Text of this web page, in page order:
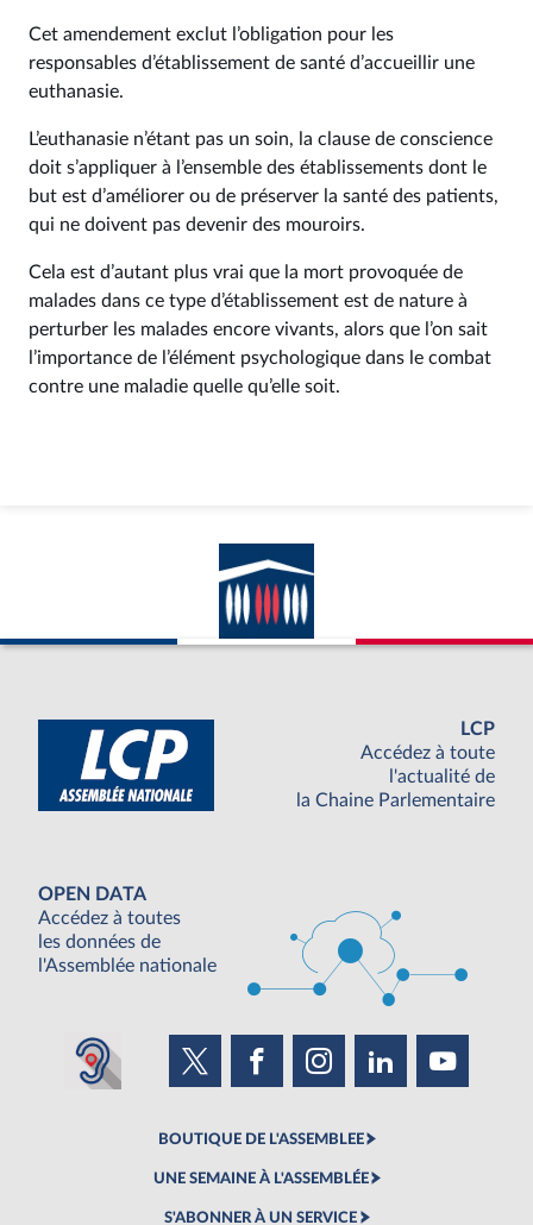
Cet amendement exclut l’obligation pour les
responsables d’établissement de santé d’accueillir une
euthanasie.
L’euthanasie n’étant pas un soin, la clause de conscience
doit s’appliquer à l’ensemble des établissements dont le
but est d’améliorer ou de préserver la santé des patients,
qui ne doivent pas devenir des mouroirs.
Cela est d’autant plus vrai que la mort provoquée de
malades dans ce type d’établissement est de nature à
perturber les malades encore vivants, alors que l’on sait
l’importance de l’élément psychologique dans le combat
contre une maladie quelle qu’elle soit.
LCP
Accédez à toute
l'actualité de
la Chaine Parlementaire
OPEN DATA
Accédez à toutes
les données de
l'Assemblée nationale
BOUTIQUE DE L'ASSEMBLEE
UNE SEMAINE À L'ASSEMBLÉE
S'ABONNER À UN SERVICE